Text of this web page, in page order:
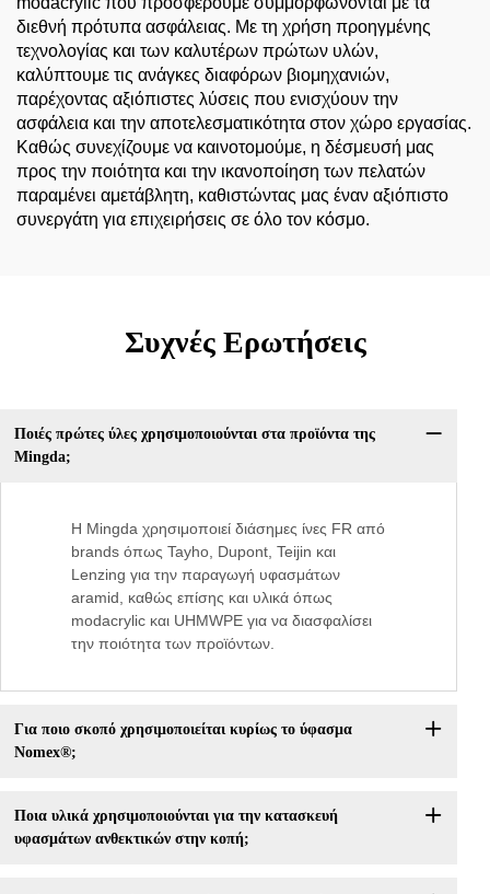
διεθνή πρότυπα ασφάλειας. Με τη χρήση προηγμένης
τεχνολογίας και των καλυτέρων πρώτων υλών,
καλύπτουμε τις ανάγκες διαφόρων βιομηχανιών,
παρέχοντας αξιόπιστες λύσεις που ενισχύουν την
ασφάλεια και την αποτελεσματικότητα στον χώρο εργασίας.
Καθώς συνεχίζουμε να καινοτομούμε, η δέσμευσή μας
προς την ποιότητα και την ικανοποίηση των πελατών
παραμένει αμετάβλητη, καθιστώντας μας έναν αξιόπιστο
συνεργάτη για επιχειρήσεις σε όλο τον κόσμο.
Συχνές Ερωτήσεις
Ποιές πρώτες ύλες χρησιμοποιούνται στα προϊόντα της
Mingda;
Η Mingda χρησιμοποιεί διάσημες ίνες FR από
brands όπως Tayho, Dupont, Teijin και
Lenzing για την παραγωγή υφασμάτων
aramid, καθώς επίσης και υλικά όπως
modacrylic και UHMWPE για να διασφαλίσει
την ποιότητα των προϊόντων.
Για ποιο σκοπό χρησιμοποιείται κυρίως το ύφασμα
Nomex®;
Ποια υλικά χρησιμοποιούνται για την κατασκευή
υφασμάτων ανθεκτικών στην κοπή;